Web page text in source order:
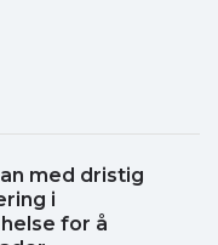
med dristig
i
for å